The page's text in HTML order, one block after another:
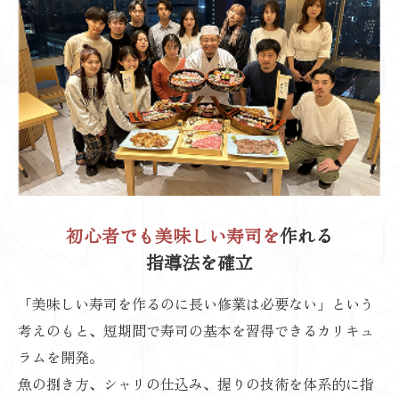
初心者でも美味しい寿司を作れる
指導法を確立
「美味しい寿司を作るのに長い修業は必要ない」という
考えのもと、短期間で寿司の基本を習得できるカリキュ
ラムを開発。
魚の捌き方、シャリの仕込み、握りの技術を体系的に指